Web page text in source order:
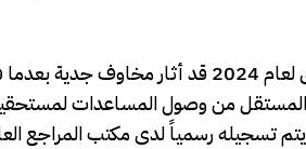
وكان تقرير التدقيق لعام 2024 قد
من وصول المساعدات لمستحقيها.
تسجيله رسمياً لدى مكتب المراجع